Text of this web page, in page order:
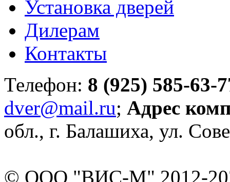
Установка дверей
Дилерам
Контакты
Телефон: 8 (925) 585-63-
dver@mail.ru; Адрес
обл., г. Балашиха, ул.
© ООО "ВИС-М" 2012-